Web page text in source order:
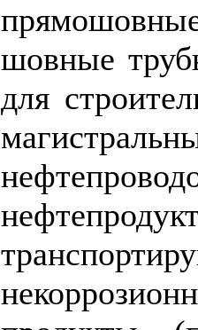
шовные
для